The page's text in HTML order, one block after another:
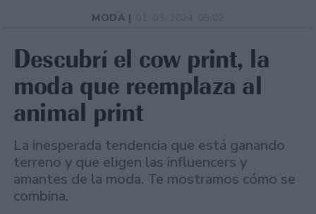
MODA |
Descubrí el cow print, la
moda que reemplaza al
animal print
La inesperada tendencia que está ganando
terreno y que eligen las influencers y
amantes de la moda. Te mostramos cómo se
combina.